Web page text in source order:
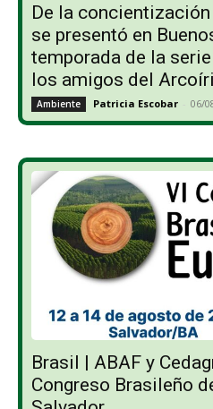
De la
se presentó en
temporada de la
los amigos del
Ambiente Patricia Escobar - 06/
Brasil | ABAF y
Congreso Brasileño